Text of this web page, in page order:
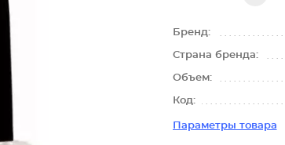
Бренд:
Страна бренда:
Объем:
Код:
Параметры товара